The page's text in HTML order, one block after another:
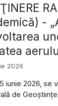
-
2026
iunie 2026, se
de